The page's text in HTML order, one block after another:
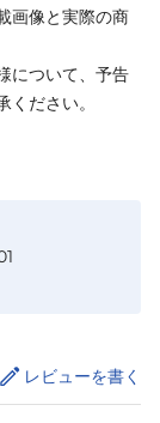
画像と実際の商
について、予告
ださい。
レビューを書く